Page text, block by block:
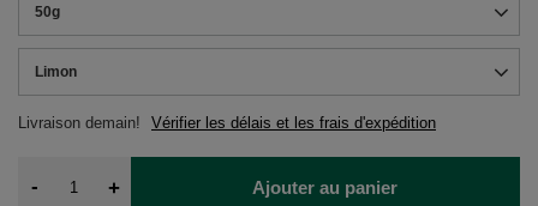
50g
Limon
Livraison demain! Vérifier les délais et les frais d'expédition
- + Ajouter au panier